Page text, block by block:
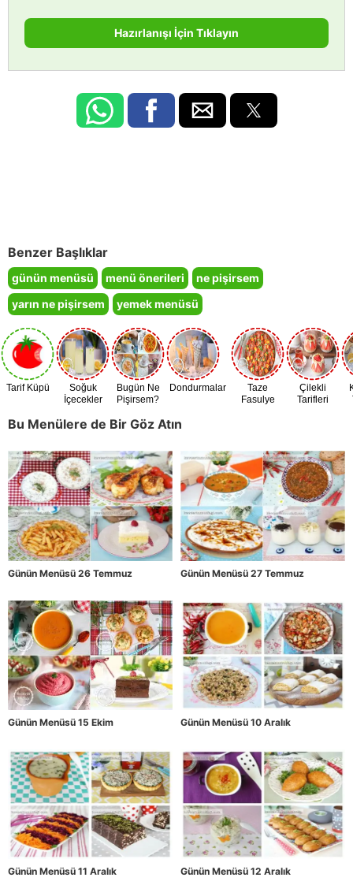
Hazırlanışı İçin Tıklayın
Benzer Başlıklar
günün menüsü menü önerileri
ne pişirsem
yarın ne pişirsem
yemek menüsü
Tarif Küpü
Soğuk
İçecekler
Bugün Ne
Pişirsem?
Dondurmalar
Taze
Fasulye
Çilekli
Tarifleri
Bu Menülere de Bir Göz Atın
Günün Menüsü 26 Temmuz Günün Menüsü 27 Temmuz
Günün Menüsü 15 Ekim Günün Menüsü 10 Aralık
Günün Menüsü 11 Aralık Günün Menüsü 12 Aralık